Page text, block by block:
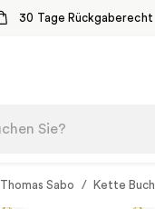
30 Tage Rückgaberecht
Thomas Sabo / Kette